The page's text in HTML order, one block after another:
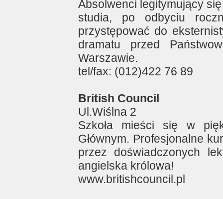
Absolwenci legitymujący
studia, po odbyciu
przystępować do
dramatu przed
Warszawie.
tel/fax: (012)422 76 89
British Council
Ul.Wiślna 2
Szkoła mieści się w
Głównym. Profesjonalne
przez doświadczonych
angielska królowa!
www.britishcouncil.pl